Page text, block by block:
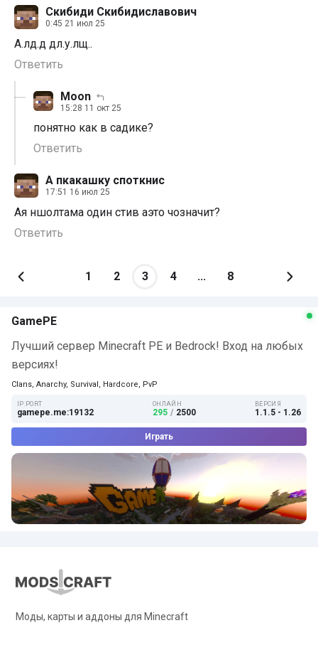
Скибиди Скибидиславович
0:45 21 июл 25
А.лд.д дл.у.лщ..
Ответить
Moon
15:28 11 окт 25
понятно как в садике?
Ответить
А пкакашку споткнис
17:51 16 июл 25
Ая ншолтама один стив аэто чозначит?
Ответить
1 2 3 4 ... 8
GamePE
Лучший сервер Minecraft PE и Bedrock! Вход на любых
версиях!
Clans, Anarchy, Survival, Hardcore, PvP
IP:PORT
gamepe.me:19132
ОНЛАЙН
295 / 2500
ВЕРСИЯ
1.1.5 - 1.26
Играть
Моды, карты и аддоны для Minecraft